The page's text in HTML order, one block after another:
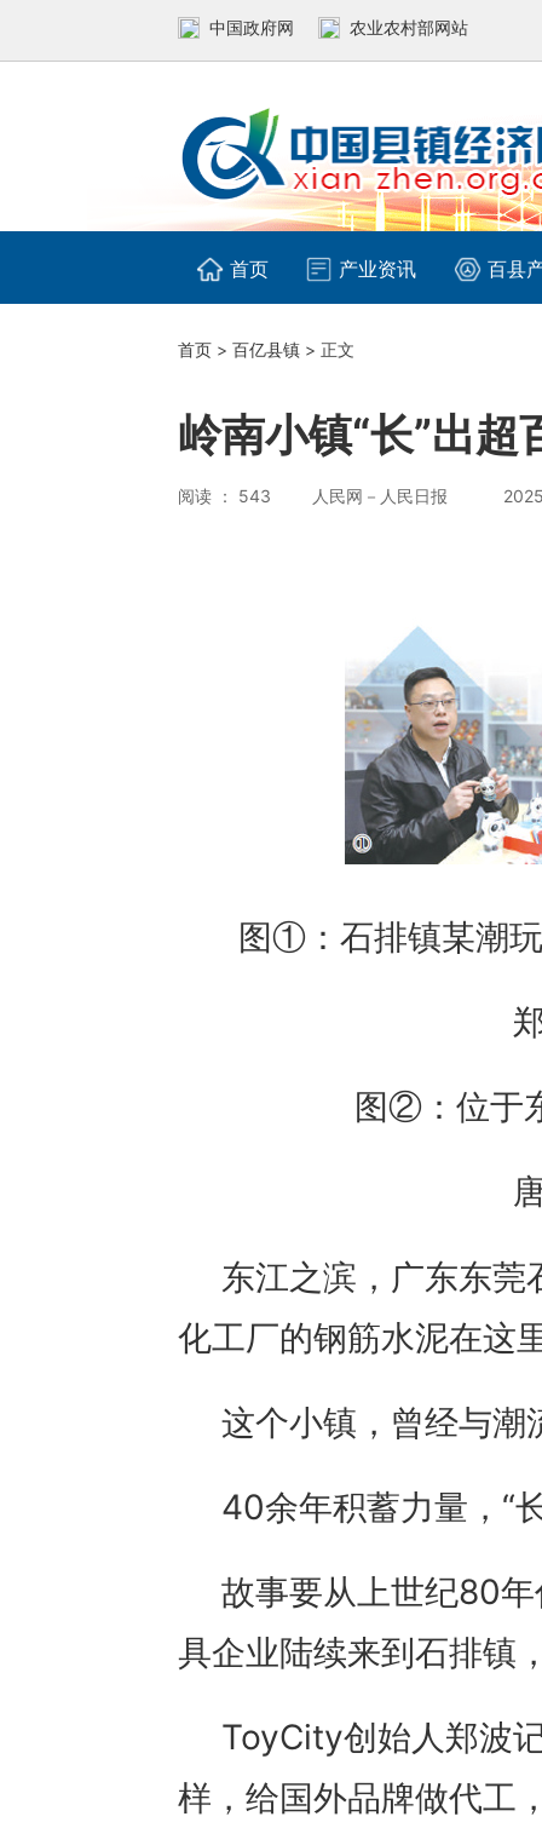
中国政府网 农业农村部网站
首页 产业资讯 百县
首页 > 百亿县镇 > 正文
岭南小镇“长”出超
阅读 ： 543 人民网－人民日报
图①：石排镇某潮
图②：位于
东江之滨，广东东
化工厂的钢筋水泥在这
这个小镇，曾经与潮
40余年积蓄力量，“
故事要从上世纪80
具企业陆续来到石排镇
ToyCity创始人郑波
样，给国外品牌做代工